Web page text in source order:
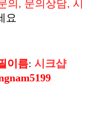
의, 문의상담, 시
요
이름: 시크샵